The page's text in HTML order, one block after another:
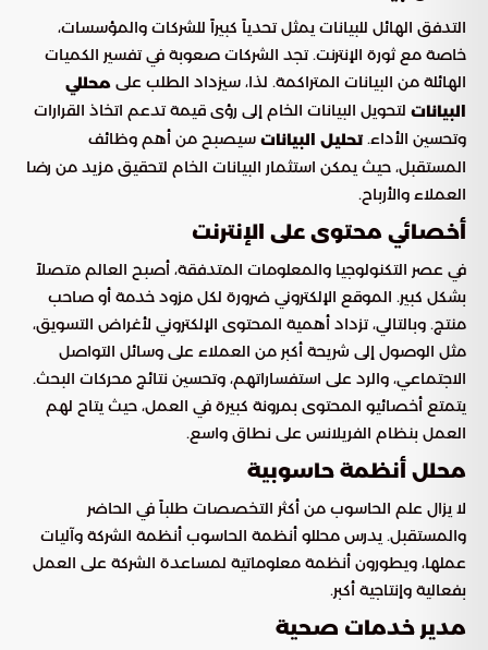
التدفق الهائل للبيانات يمثل تحدياً كبيراً للشركات والمؤسسات،
خاصة مع ثورة الإنترنت. تجد الشركات صعوبة في تفسير الكميات
الهائلة من البيانات المتراكمة. لذا، سيزداد الطلب على محللي
البيانات لتحويل البيانات الخام إلى رؤى قيمة تدعم اتخاذ القرارات
وتحسين الأداء.تحليل البيانات سيصبح من أهم وظائف
المستقبل، حيث يمكن استثمار البيانات الخام لتحقيق مزيد من رضا
العملاء والأرباح.
أخصائي محتوى على الإنترنت
في عصر التكنولوجيا والمعلومات المتدفقة، أصبح العالم متصلاً
بشكل كبير. الموقع الإلكتروني ضرورة لكل مزود خدمة أو صاحب
منتج. وبالتالي، تزداد أهمية المحتوى الإلكتروني لأغراض التسويق،
مثل الوصول إلى شريحة أكبر من العملاء على وسائل التواصل
الاجتماعي، والرد على استفساراتهم، وتحسين نتائج محركات البحث.
يتمتع أخصائيو المحتوى بمرونة كبيرة في العمل، حيث يتاح لهم
العمل بنظام الفريلانس على نطاق واسع.
محلل أنظمة حاسوبية
لا يزال علم الحاسوب من أكثر التخصصات طلباً في الحاضر
والمستقبل. يدرس محللو أنظمة الحاسوب أنظمة الشركة وآليات
عملها، ويطورون أنظمة معلوماتية لمساعدة الشركة على العمل
بفعالية وإنتاجية أكبر.
مدير خدمات صحية